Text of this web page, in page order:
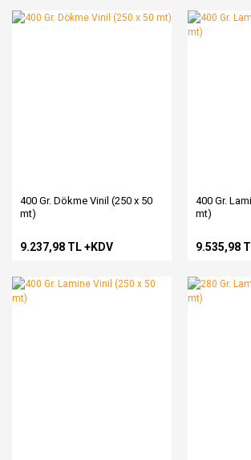
400 Gr. Dökme Vinil (250 x 50
mt)
9.237,98 TL +KDV
400 Gr.
mt)
9.535,98